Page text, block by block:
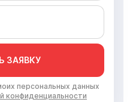
ЗАЯВКУ
персональных данных
конфиденциальности